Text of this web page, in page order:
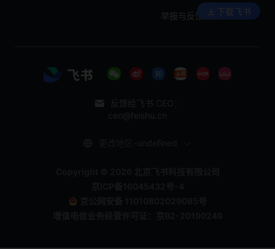
举报与反馈 下载飞书
反馈给飞书 CEO：
ceo@feishu.cn